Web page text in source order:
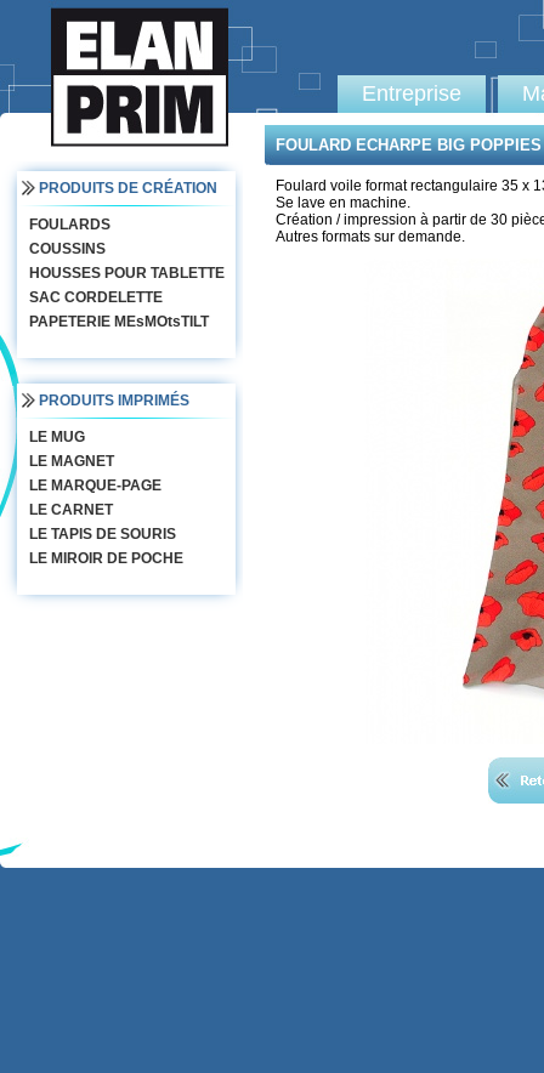
Entreprise
PRODUITS DE CRÉATION
FOULARDS
COUSSINS
HOUSSES POUR TABLETTE
SAC CORDELETTE
PAPETERIE MEsMOtsTILT
PRODUITS IMPRIMÉS
LE MUG
LE MAGNET
LE MARQUE-PAGE
LE CARNET
LE TAPIS DE SOURIS
LE MIROIR DE POCHE
FOULARD ECHARPE BIG
Foulard voile format rectangulaire 35 x
Se lave en machine.
Création / impression à partir de 30
Autres formats sur demande.